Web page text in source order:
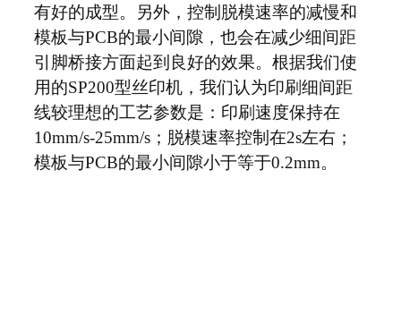
有好的成型。另外，控制脱模速率的减慢和
模板与PCB的最小间隙，也会在减少细间距
引脚桥接方面起到良好的效果。根据我们使
用的SP200型丝印机，我们认为印刷细间距
线较理想的工艺参数是：印刷速度保持在
10mm/s-25mm/s；脱模速率控制在2s左右；
模板与PCB的最小间隙小于等于0.2mm。